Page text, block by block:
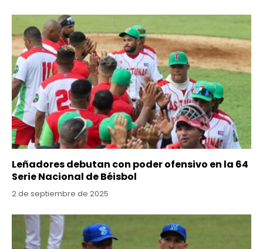
Leñadores debutan con poder ofensivo en la 64
Serie Nacional de Béisbol
2 de septiembre de 2025